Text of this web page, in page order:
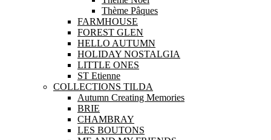
Thème Pâques
FARMHOUSE
FOREST GLEN
HELLO AUTUMN
HOLIDAY NOSTALGIA
LITTLE ONES
ST Etienne
COLLECTIONS TILDA
Autumn Creating Memories
BRIE
CHAMBRAY
LES BOUTONS